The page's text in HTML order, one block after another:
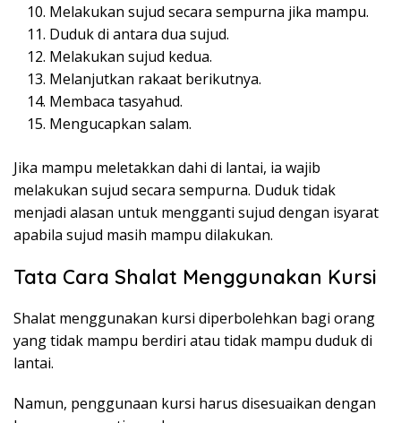
Melakukan sujud secara sempurna jika mampu.
Duduk di antara dua sujud.
Melakukan sujud kedua.
Melanjutkan rakaat berikutnya.
Membaca tasyahud.
Mengucapkan salam.
Jika mampu meletakkan dahi di lantai, ia wajib
melakukan sujud secara sempurna. Duduk tidak
menjadi alasan untuk mengganti sujud dengan isyarat
apabila sujud masih mampu dilakukan.
Tata Cara Shalat Menggunakan Kursi
Shalat menggunakan kursi diperbolehkan bagi orang
yang tidak mampu berdiri atau tidak mampu duduk di
lantai.
Namun, penggunaan kursi harus disesuaikan dengan